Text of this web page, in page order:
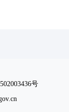
号